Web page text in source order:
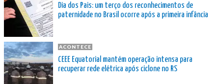
Dia dos Pais: um terço dos reconhecimentos de
paternidade no Brasil ocorre após a primeira infância
ACONTECE
CEEE Equatorial mantém operação intensa para
recuperar rede elétrica após ciclone no RS